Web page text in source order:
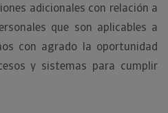
adicionales con relación a
que son aplicables a
con agrado la oportunidad
y sistemas para cumplir